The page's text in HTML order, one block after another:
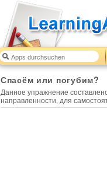
Спасём или погубим?
Данное упражнение
направленности, для